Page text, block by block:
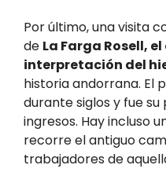
Por último, una visita
de La Farga Rosell,
interpretación del
historia andorrana. El
durante siglos y fue
ingresos. Hay incluso
recorre el antiguo
trabajadores de